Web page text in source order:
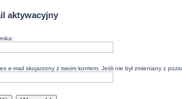
aktywacyjny
e-mail skojarzony z twoim kontem. Jeśli nie był zmieniany z